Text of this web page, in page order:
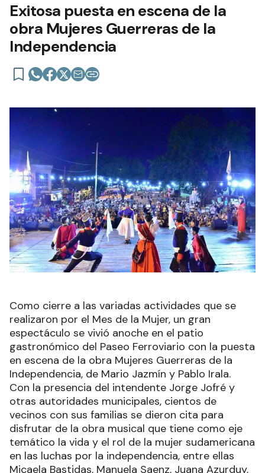
Exitosa puesta en escena de la
obra Mujeres Guerreras de la
Independencia
Como cierre a las variadas actividades que se
realizaron por el Mes de la Mujer, un gran
espectáculo se vivió anoche en el patio
gastronómico del Paseo Ferroviario con la puesta
en escena de la obra Mujeres Guerreras de la
Independencia, de Mario Jazmín y Pablo Irala.
Con la presencia del intendente Jorge Jofré y
otras autoridades municipales, cientos de
vecinos con sus familias se dieron cita para
disfrutar de la obra musical que tiene como eje
temático la vida y el rol de la mujer sudamericana
en las luchas por la independencia, entre ellas
Micaela Bastidas, Manuela Saenz, Juana Azurduy,